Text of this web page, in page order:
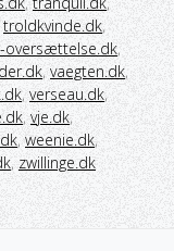
troldkvinde.dk,
oversættelse.dk,
, vaegten.dk,
, verseau.dk,
, vje.dk,
, weenie.dk,
, zwillinge.dk